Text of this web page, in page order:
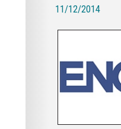
ПЕРЕЙТИ НА
11/12/2014